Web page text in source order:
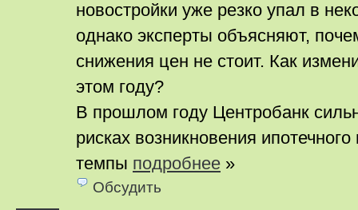
новостройки уже резко упал в
однако эксперты объясняют,
снижения цен не стоит. Как
этом году?
В прошлом году Центробанк
рисках возникновения ипотечного
темпы подробнее »
Обсудить